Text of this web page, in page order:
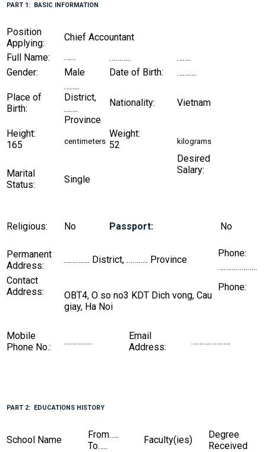
PART 1: BASIC INFORMATION
Position
Applying:
Chief Accountant
Full Name:
…… ………..
…….
Gender:
Male Date of Birth: ……….
Place of
Birth:
……..
District,
…….
Province
Nationality: Vietnam
Height:
165
centimeters
Weight:
52
kilograms
Marital
Status:
Single
Desired
Salary:
Religious: No Passport: No
Permanent
Address:
…………. District, ……….. Province
Phone:
………………..
Contact
Address:
OBT4, O so no3 KDT Dich vong, Cau
giay, Ha Noi
Phone:
Mobile
Phone No.:
…………..
Email
Address:
………………..
PART 2: EDUCATIONS HISTORY
School Name
From…..
To…..
Faculty(ies)
Degree
Received